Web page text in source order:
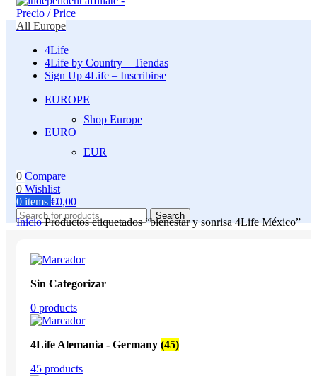
All Europe
4Life
4Life by Country – Tiendas
Sign Up 4Life – Inscribirse
EUROPE
Shop Europe
EURO
EUR
0 Compare
0 Wishlist
0 items €0,00
Search
InicioProductos etiquetados “bienestar y sonrisa 4Life México”
Sin Categorizar
0 products
4Life Alemania - Germany (45)
45 products